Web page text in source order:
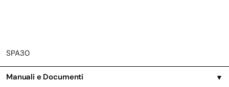
SPA30
Manuali e Documenti ▼